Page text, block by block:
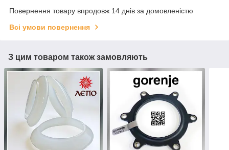
Повернення товару впродовж 14 днів за домовленістю
Всі умови повернення
З цим товаром також замовляють